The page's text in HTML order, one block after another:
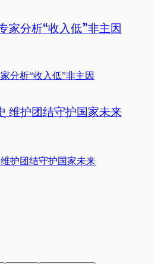
家分析“收入低”非主因
维护团结守护国家未来